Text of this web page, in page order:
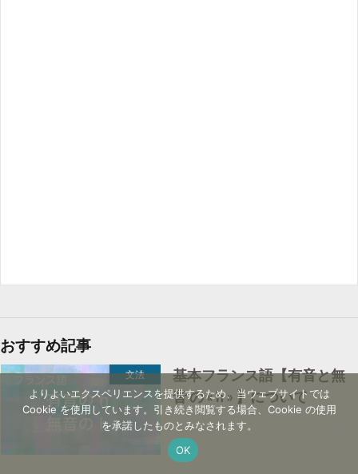
おすすめ記事
文法
基本フランス語【有音と無
音 の « h » 】について
よりよいエクスペリエンスを提供するため、当ウェブサイトでは
Cookie を使用しています。引き続き閲覧する場合、Cookie の使用
を承諾したものとみなされます。
OK